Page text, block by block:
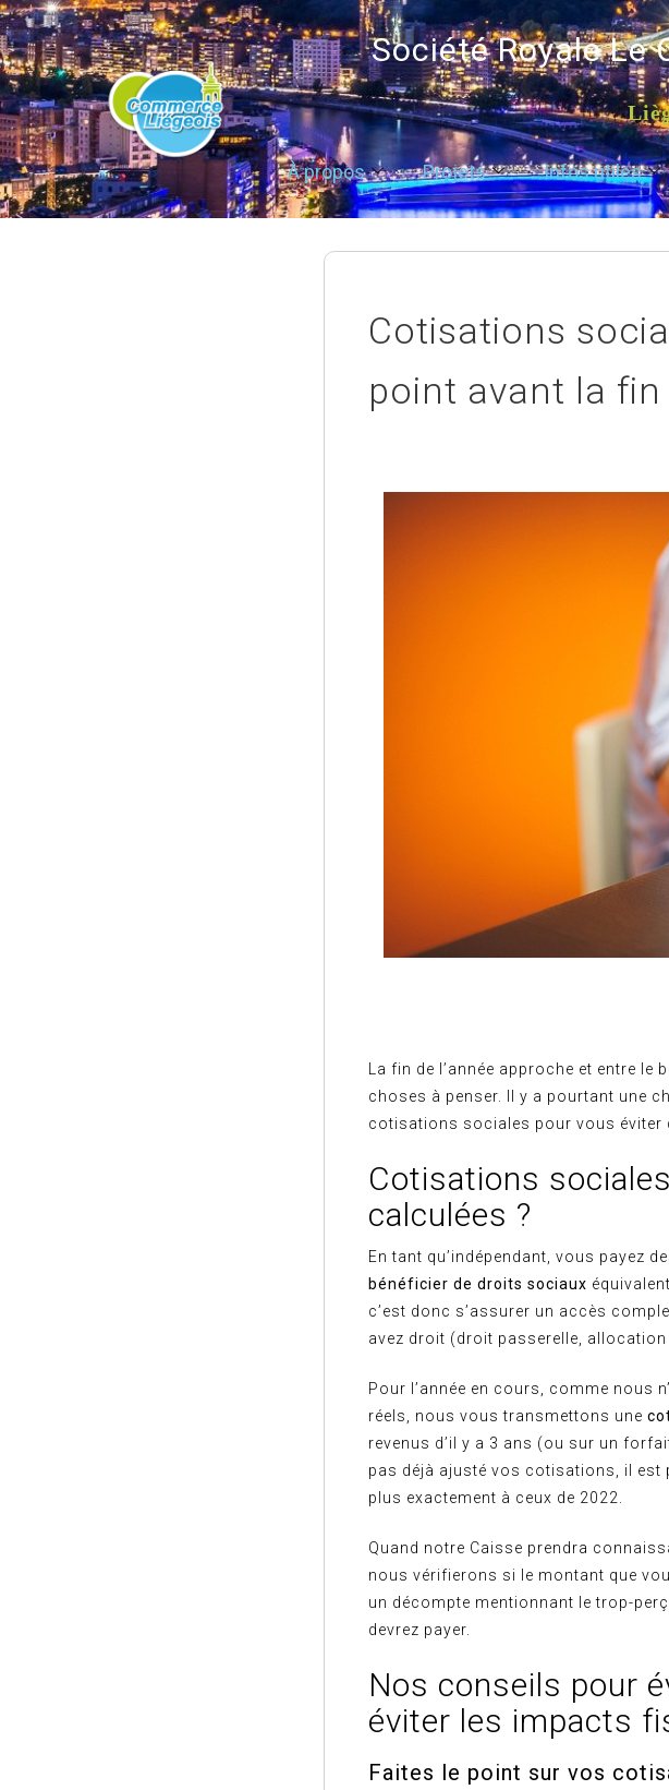
Société Royale Le
À propos Projets Infos utiles
Cotisations
point avant la fin
La fin de l’année approche et entre
choses à penser. Il y a pourtant une
cotisations sociales pour vous éviter
Cotisations
calculées ?
En tant qu’indépendant, vous payez
bénéficier de droits sociaux
c’est donc s’assurer un accès
avez droit (droit passerelle, allocation
Pour l’année en cours, comme nous
réels, nous vous transmettons une
revenus d’il y a 3 ans (ou sur un
pas déjà ajusté vos cotisations, il est
plus exactement à ceux de 2022.
Quand notre Caisse prendra
nous vérifierons si le montant que
un décompte mentionnant le trop-
devrez payer.
Nos conseils pour
éviter les impacts
Faites le point sur vos